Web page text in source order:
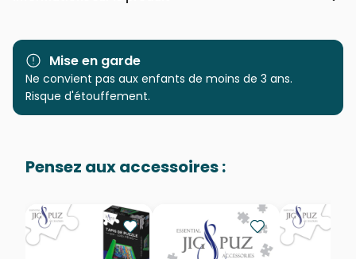
Marque Magnolia
Catégorie Puzzles - Animaux marins
Age
Puzzle pour Adultes (500 à
Provenance Puzzles fabriqués en France
EAN 8699375068573
Nombre de pièces 1023 pièces
Mise en garde
Ne convient pas aux enfants de moins de 3 ans.
Risque d'étouffement.
Pensez aux accessoires :